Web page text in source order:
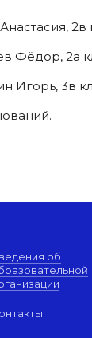
2в
Фёдор, 2а
Игорь, 3в
об